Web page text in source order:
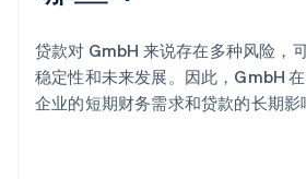
贷款对 GmbH 来说存在多种风险，
稳定性和未来发展。因此，GmbH
企业的短期财务需求和贷款的长期影